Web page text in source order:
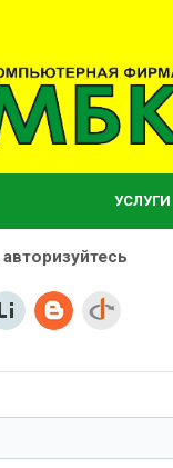
УСЛУГИ